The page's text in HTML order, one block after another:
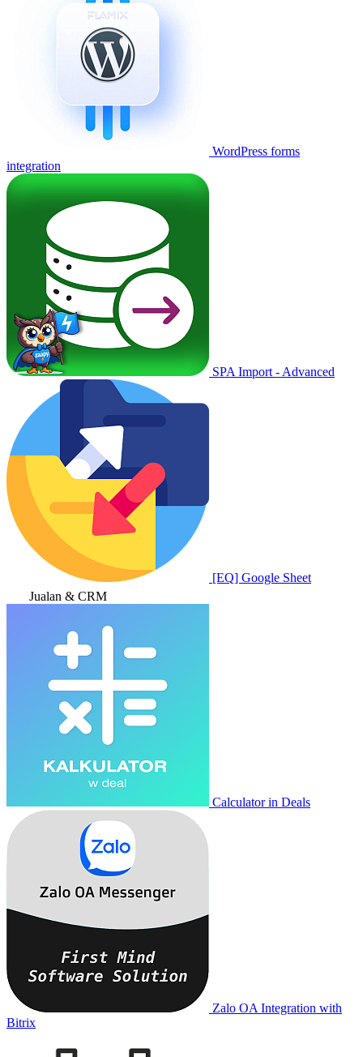
WordPress forms
integration
SPA Import - Advanced
[EQ] Google Sheet
Jualan & CRM
Calculator in Deals
Zalo OA Integration with
Bitrix